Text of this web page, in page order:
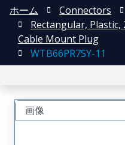
ホーム Connectors
Rectangular,
Cable Mount Plug
WTB66PR7SY-11
画像